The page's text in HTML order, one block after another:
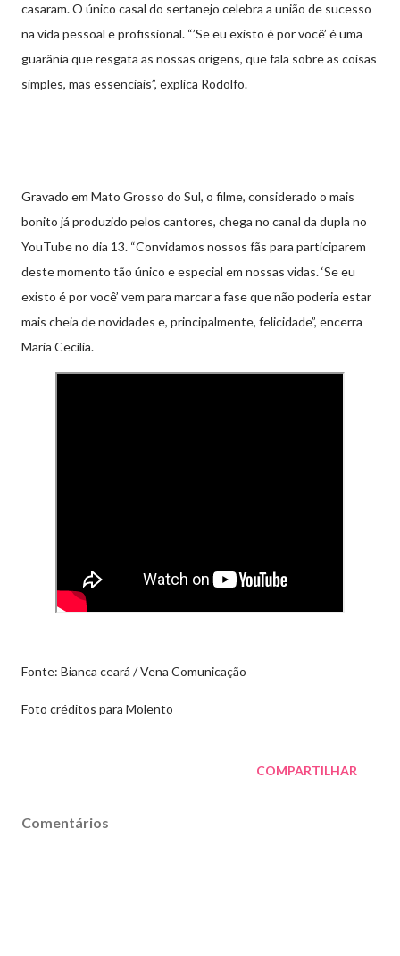
casaram. O único casal do sertanejo celebra a união de sucesso
na vida pessoal e profissional. “’Se eu existo é por você’ é uma
guarânia que resgata as nossas origens, que fala sobre as coisas
simples, mas essenciais”, explica Rodolfo.
Gravado em Mato Grosso do Sul, o filme, considerado o mais
bonito já produzido pelos cantores, chega no canal da dupla no
YouTube no dia 13. “Convidamos nossos fãs para participarem
deste momento tão único e especial em nossas vidas. ‘Se eu
existo é por você’ vem para marcar a fase que não poderia estar
mais cheia de novidades e, principalmente, felicidade”, encerra
Maria Cecília.
Fonte: Bianca ceará / Vena Comunicação
Foto créditos para Molento
COMPARTILHAR
Comentários